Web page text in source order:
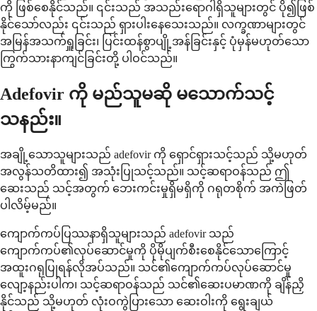
ကို ဖြစ်စေနိုင်သည်။ ၎င်းသည် အသည်းရောဂါရှိသူများတွင် ပို၍ဖြစ်
နိုင်သော်လည်း ၎င်းသည် ရှားပါးနေသေးသည်။ လက္ခဏာများတွင်
အမြန်အသက်ရှူခြင်း၊ ပြင်းထန်စွာပျို့အန်ခြင်းနှင့် ပုံမှန်မဟုတ်သော
ကြွက်သားနာကျင်ခြင်းတို့ ပါဝင်သည်။
Adefovir ကို မည်သူမဆို မသောက်သင့်
သနည်း။
အချို့သောသူများသည် adefovir ကို ရှောင်ရှားသင့်သည် သို့မဟုတ်
အလွန်သတိထား၍ အသုံးပြုသင့်သည်။ သင့်ဆရာဝန်သည် ဤ
ဆေးသည် သင့်အတွက် ဘေးကင်းမှုရှိမရှိကို ဂရုတစိုက် အကဲဖြတ်
ပါလိမ့်မည်။
ကျောက်ကပ်ပြဿနာရှိသူများသည် adefovir သည်
ကျောက်ကပ်၏လုပ်ဆောင်မှုကို ပိုမိုပျက်စီးစေနိုင်သောကြောင့်
အထူးဂရုပြုရန်လိုအပ်သည်။ သင်၏ကျောက်ကပ်လုပ်ဆောင်မှု
လျော့နည်းပါက၊ သင့်ဆရာဝန်သည် သင်၏ဆေးပမာဏကို ချိန်ညှိ
နိုင်သည် သို့မဟုတ် လုံးဝကွဲပြားသော ဆေးဝါးကို ရွေးချယ်